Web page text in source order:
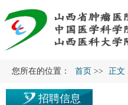
您所在的位置： 首页 >> 正文
招聘信息